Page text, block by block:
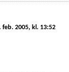
feb. 2005, kl. 13:52